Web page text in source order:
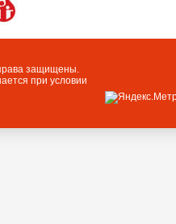
защищены.
при условии